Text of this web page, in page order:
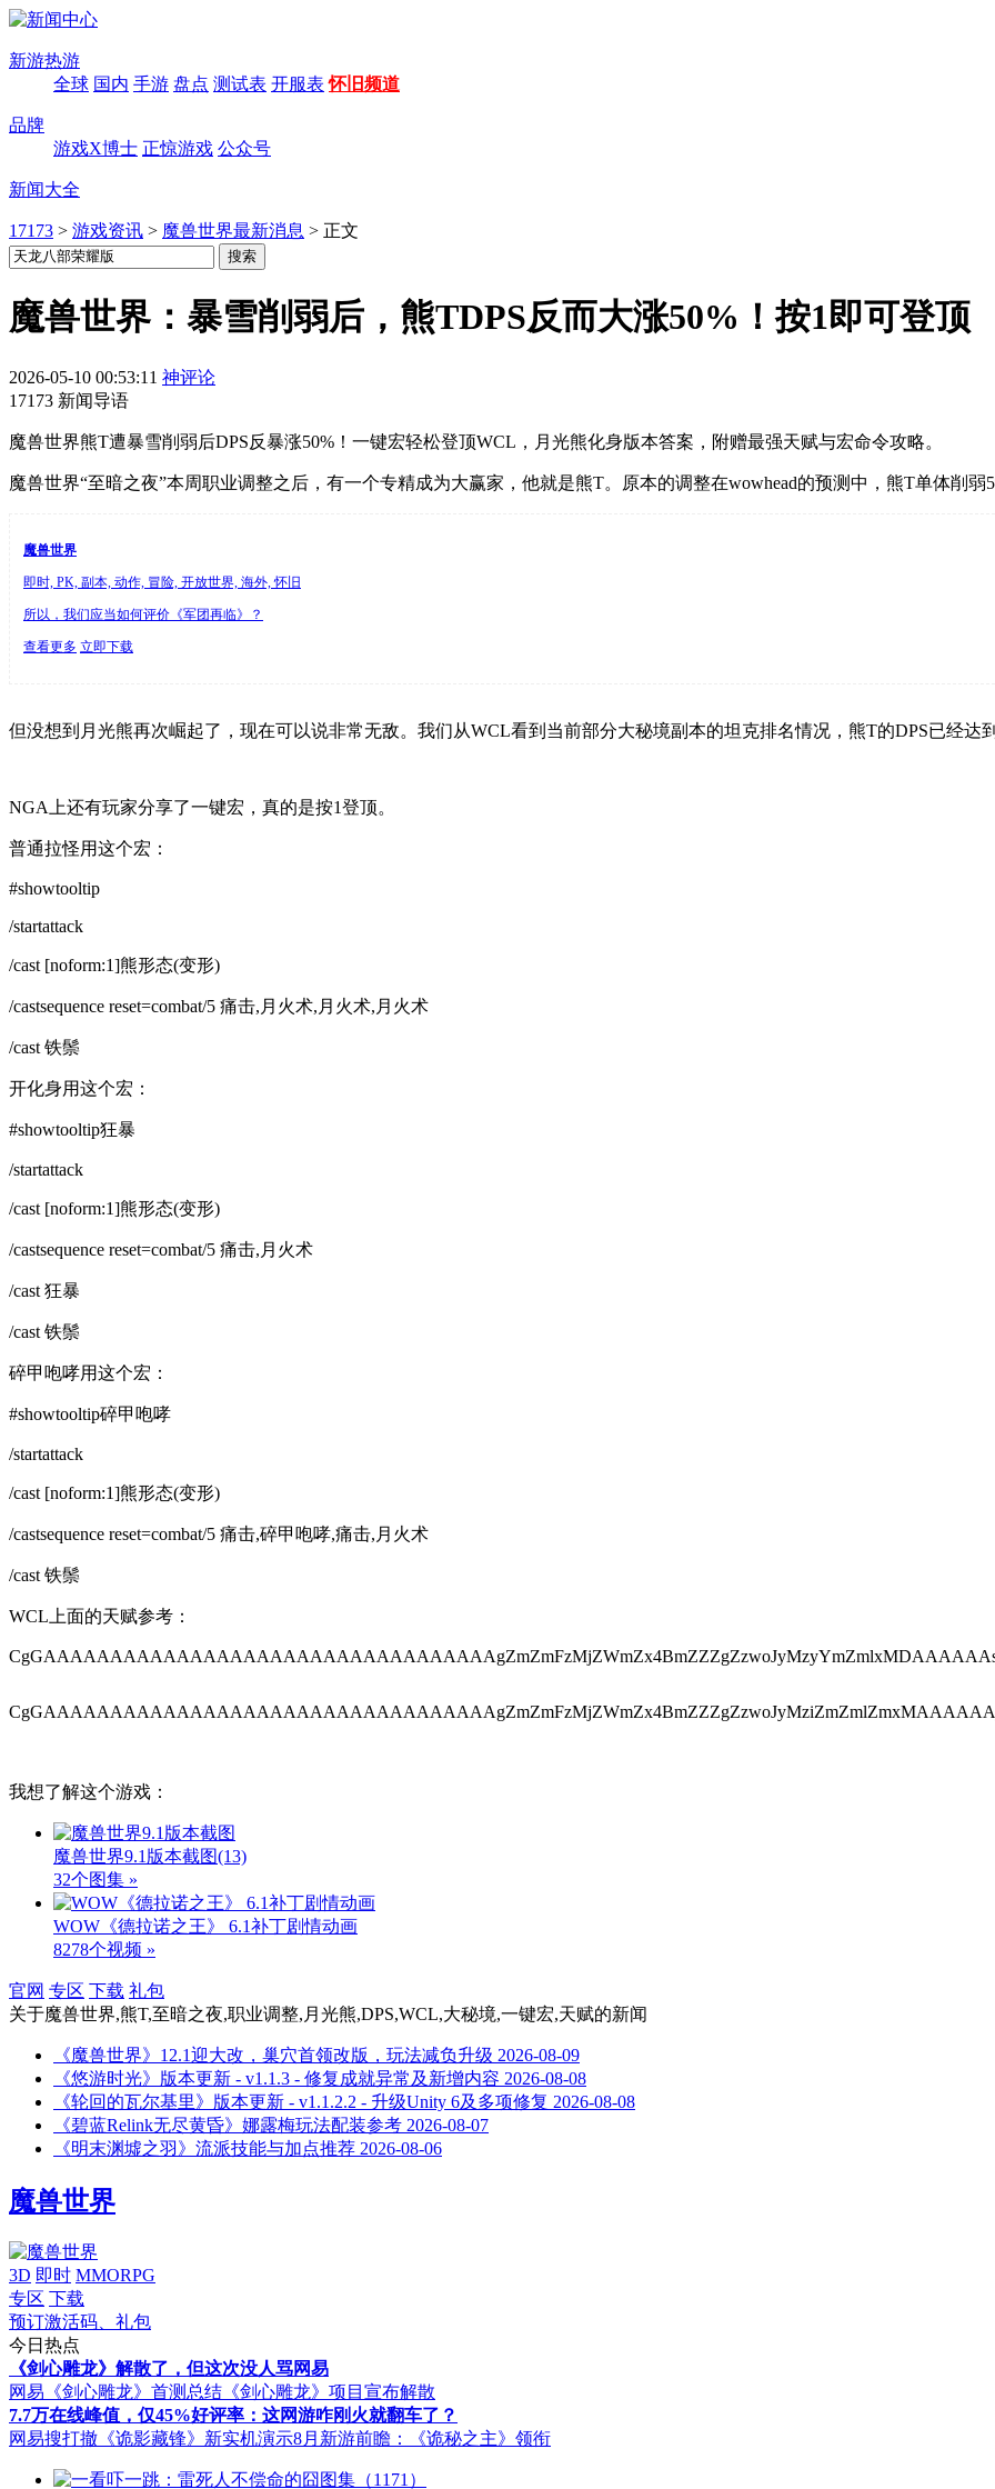
新游热游
全球 国内 手游 盘点 测试表 开服表 怀旧频道
品牌
游戏X博士 正惊游戏 公众号
新闻大全
17173 > 游戏资讯 > 魔兽世界最新消息 > 正文
魔兽世界：暴雪削弱后，熊TDPS反而大涨50%！按1即可登顶
2026-05-10 00:53:11 神评论
17173 新闻导语
魔兽世界熊T遭暴雪削弱后DPS反暴涨50%！一键宏轻松登顶WCL，月光熊化身版本答案，附赠最强天赋与宏命令攻略。
魔兽世界“至暗之夜”本周职业调整之后，有一个专精成为大赢家，他就是熊T。原本的调整在wowhead的预测中，熊T单体削弱
魔兽世界
即时, PK, 副本, 动作, 冒险, 开放世界, 海外, 怀旧
所以，我们应当如何评价《军团再临》？
查看更多 立即下载
但没想到月光熊再次崛起了，现在可以说非常无敌。我们从WCL看到当前部分大秘境副本的坦克排名情况，熊T的DPS已经达
NGA上还有玩家分享了一键宏，真的是按1登顶。
普通拉怪用这个宏：
#showtooltip
/startattack
/cast [noform:1]熊形态(变形)
/castsequence reset=combat/5 痛击,月火术,月火术,月火术
/cast 铁鬃
开化身用这个宏：
#showtooltip狂暴
/startattack
/cast [noform:1]熊形态(变形)
/castsequence reset=combat/5 痛击,月火术
/cast 狂暴
/cast 铁鬃
碎甲咆哮用这个宏：
#showtooltip碎甲咆哮
/startattack
/cast [noform:1]熊形态(变形)
/castsequence reset=combat/5 痛击,碎甲咆哮,痛击,月火术
/cast 铁鬃
WCL上面的天赋参考：
我想了解这个游戏：
魔兽世界9.1版本截图(13)
32个图集 »
WOW《德拉诺之王》 6.1补丁剧情动画
8278个视频 »
官网 专区 下载 礼包
关于魔兽世界,熊T,至暗之夜,职业调整,月光熊,DPS,WCL,大秘境,一键宏,天赋的新闻
《魔兽世界》12.1迎大改，巢穴首领改版，玩法减负升级 2026-08-09
《悠游时光》版本更新 - v1.1.3 - 修复成就异常及新增内容 2026-08-08
《轮回的瓦尔基里》版本更新 - v1.1.2.2 - 升级Unity 6及多项修复 2026-08-08
《碧蓝Relink无尽黄昏》娜露梅玩法配装参考 2026-08-07
《明末渊墟之羽》流派技能与加点推荐 2026-08-06
魔兽世界
3D 即时 MMORPG
专区 下载
预订激活码、礼包
今日热点
《剑心雕龙》解散了，但这次没人骂网易
网易《剑心雕龙》首测总结 《剑心雕龙》项目宣布解散
7.7万在线峰值，仅45%好评率：这网游咋刚火就翻车了？
网易搜打撤《诡影藏锋》新实机演示8月新游前瞻：《诡秘之主》领衔